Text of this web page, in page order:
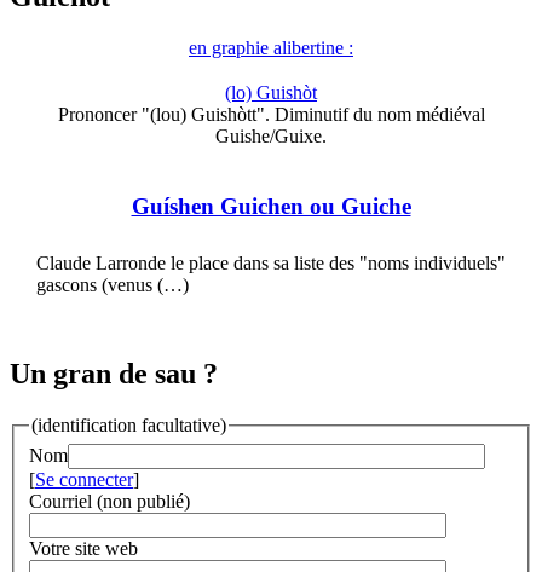
en graphie alibertine :
(lo) Guishòt
Prononcer "(lou) Guishòtt". Diminutif du nom médiéval
Guishe/Guixe.
Guíshen Guichen ou Guiche
Claude Larronde le place dans sa liste des "noms individuels"
gascons (venus (…)
Un gran de sau ?
(identification facultative)
Nom
[Se connecter]
Courriel (non publié)
Votre site web